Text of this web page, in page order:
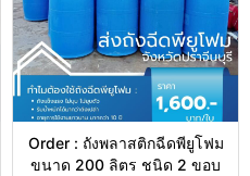
Order : ถังพลาสติกฉีดพียูโฟม
ขนาด 200 ลิตร ชนิด 2 ขอบ